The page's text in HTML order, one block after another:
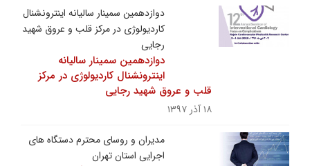
دوازدهمین سمینار سالیانه اینترونشنال
کاردیولوژی در مرکز قلب و عروق شهید
رجایی
دوازدهمین سمینار سالیانه
اینترونشنال کاردیولوژی در مرکز
قلب و عروق شهید رجایی
۱۸ آذر ۱۳۹۷
مدیران و روسای محترم دستگاه های
اجرایی استان تهران